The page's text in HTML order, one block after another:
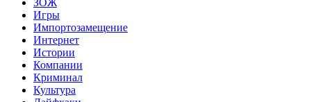
ЗОЖ
Игры
Импортозамещение
Интернет
Истории
Компании
Криминал
Культура